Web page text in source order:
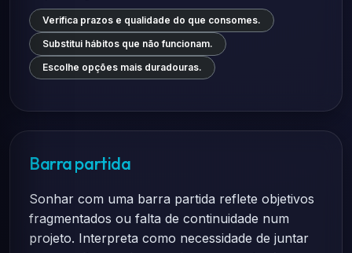
Verifica prazos e qualidade do que consomes.
Substitui hábitos que não funcionam.
Escolhe opções mais duradouras.
Barra partida
Sonhar com uma barra partida reflete objetivos
fragmentados ou falta de continuidade num
projeto. Interpreta como necessidade de juntar